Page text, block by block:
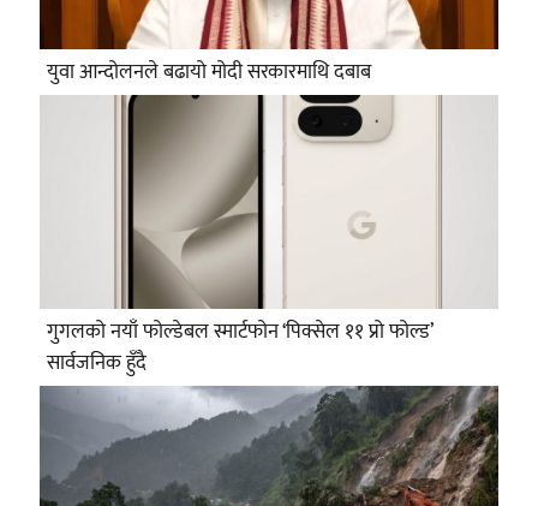
युवा आन्दोलनले बढायो मोदी सरकारमाथि दबाब
गुगलको नयाँ फोल्डेबल स्मार्टफोन ‘पिक्सेल ११ प्रो फोल्ड’
सार्वजनिक हुँदै